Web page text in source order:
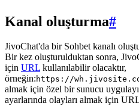
Kanal oluşturma#
JivoChat'da bir Sohbet kanalı
Bir kez oluşturulduktan sonra,
için URL kullanılabilir olacaktır,
örneğin: https://
almak için özel bir sunucu
ayarlarında olayları almak için